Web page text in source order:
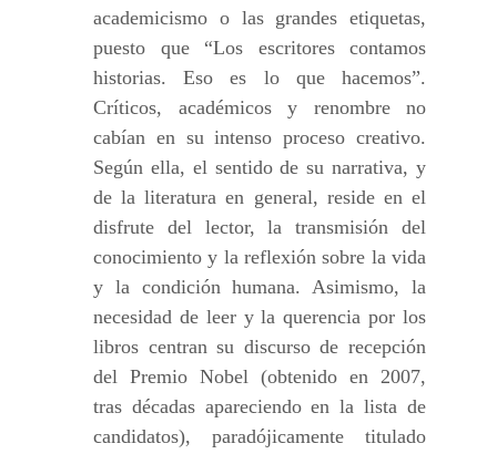
academicismo o las grandes etiquetas,
puesto que “Los escritores contamos
historias. Eso es lo que hacemos”.
Críticos, académicos y renombre no
cabían en su intenso proceso creativo.
Según ella, el sentido de su narrativa, y
de la literatura en general, reside en el
disfrute del lector, la transmisión del
conocimiento y la reflexión sobre la vida
y la condición humana. Asimismo, la
necesidad de leer y la querencia por los
libros centran su discurso de recepción
del Premio Nobel (obtenido en 2007,
tras décadas apareciendo en la lista de
candidatos), paradójicamente titulado